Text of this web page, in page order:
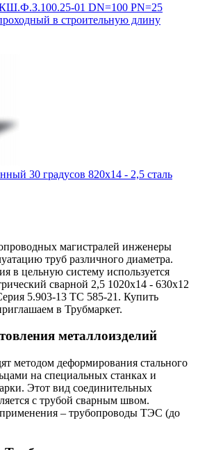
01 DN=100 PN=25
в строительную длину
30 градусов 820х14 - 2,5 сталь
магистралей инженеры
труб различного диаметра.
в цельную систему используется
сварной 2,5 1020х14 - 630х12
5.903-13 ТС 585-21. Купить
в Трубмаркет.
металлоизделий
методом деформирования стального
на специальных станках и
Этот вид соединительных
с трубой сварным швом.
– трубопроводы ТЭС (до